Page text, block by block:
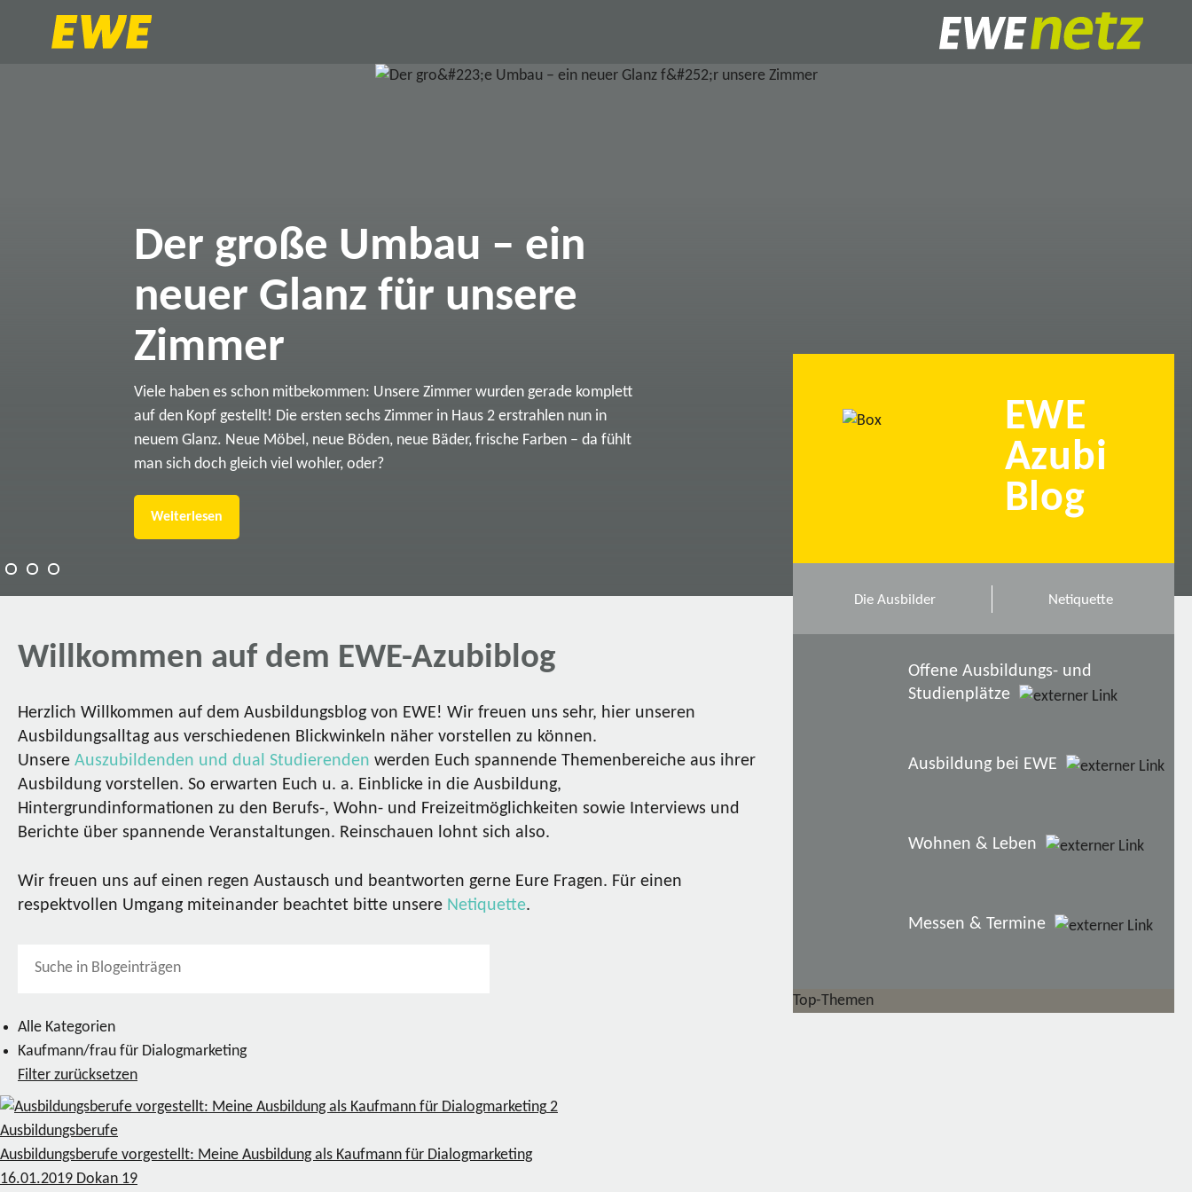
Der große Umbau – ein
neuer Glanz für unsere
Zimmer
Viele haben es schon mitbekommen: Unsere Zimmer wurden gerade komplett
auf den Kopf gestellt! Die ersten sechs Zimmer in Haus 2 erstrahlen nun in
neuem Glanz. Neue Möbel, neue Böden, neue Bäder, frische Farben – da fühlt
man sich doch gleich viel wohler, oder?
Weiterlesen
Willkommen auf dem EWE-Azubiblog
Herzlich Willkommen auf dem Ausbildungsblog von EWE! Wir freuen uns sehr, hier unseren
Ausbildungsalltag aus verschiedenen Blickwinkeln näher vorstellen zu können.
Unsere Auszubildenden und dual Studierenden werden Euch spannende Themenbereiche aus ihrer
Ausbildung vorstellen. So erwarten Euch u. a. Einblicke in die Ausbildung,
Hintergrundinformationen zu den Berufs-, Wohn- und Freizeitmöglichkeiten sowie Interviews und
Berichte über spannende Veranstaltungen. Reinschauen lohnt sich also.
Wir freuen uns auf einen regen Austausch und beantworten gerne Eure Fragen. Für einen
respektvollen Umgang miteinander beachtet bitte unsere Netiquette.
Alle Kategorien
Kaufmann/frau für Dialogmarketing
Filter zurücksetzen
EWE
Azubi
Blog
Die Ausbilder Netiquette
Offene Ausbildungs- und
Studienplätze
Ausbildung bei EWE
Wohnen & Leben
Messen & Termine
Top-Themen
2
Ausbildungsberufe
Ausbildungsberufe vorgestellt: Meine Ausbildung als Kaufmann für Dialogmarketing
16.01.2019 Dokan 19